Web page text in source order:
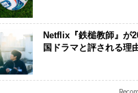
Netflix『鉄槌教師』が
国ドラマと評される理